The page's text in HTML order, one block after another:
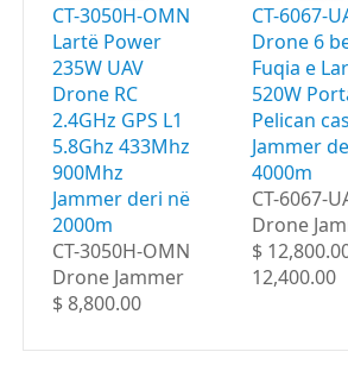
CT-3050H-OMN
Lartë Power
235W UAV
Drone RC
2.4GHz GPS L1
5.8Ghz 433Mhz
900Mhz
Jammer deri në
2000m
CT-3050H-OMN
Drone Jammer
$ 8,800.00
CT-6067-
Drone 6
Fuqia e
520W
Pelican
Jammer
4000m
CT-6067-
Drone
$
12,400.00